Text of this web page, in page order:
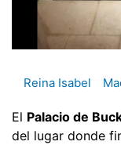
Reina Isabel
El Palacio de
del lugar donde